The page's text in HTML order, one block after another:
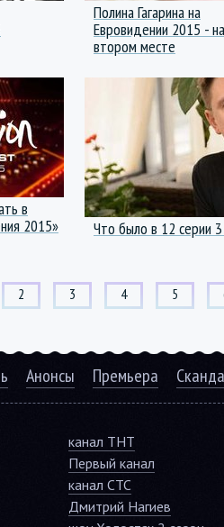
Полина Гагарина на
Евровидении 2015 - на
втором месте
в
2015»
Что было в 12 серии
2 3 4 5
Анонсы Премьера
канал ТНТ
Первый канал
канал СТС
Дмитрий Нагиев